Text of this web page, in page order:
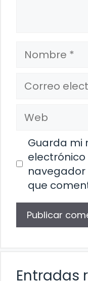
Nombre
Correo
electrónico
Web
Guarda mi
electrónico
navegador
que
Entradas